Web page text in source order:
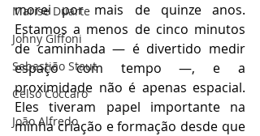
Marise Duarte
Johny GIffoni
Sebastião Staut
Celso Coccaro
João Alfredo
morei por mais de quinze anos.
Estamos a menos de cinco minutos
de caminhada — é divertido medir
espaço com tempo —, e a
proximidade não é apenas espacial.
Eles tiveram papel importante na
minha criação e formação desde que